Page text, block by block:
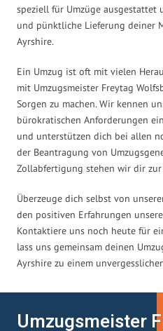
speziell für Umzüge ausgestattet
und pünktliche Lieferung deiner
Ayrshire.
Ein Umzug ist oft mit vielen
mit Umzugsmeister Freytag
Sorgen zu machen. Wir kennen
bürokratischen Anforderungen
und unterstützen dich bei allen
der Beantragung von
Zollabfertigung stehen wir dir zur
Überzeuge dich selbst von
den positiven Erfahrungen
Kontaktiere uns noch heute für
lass uns gemeinsam deinen
Ayrshire zu einem
Umzugsmeister